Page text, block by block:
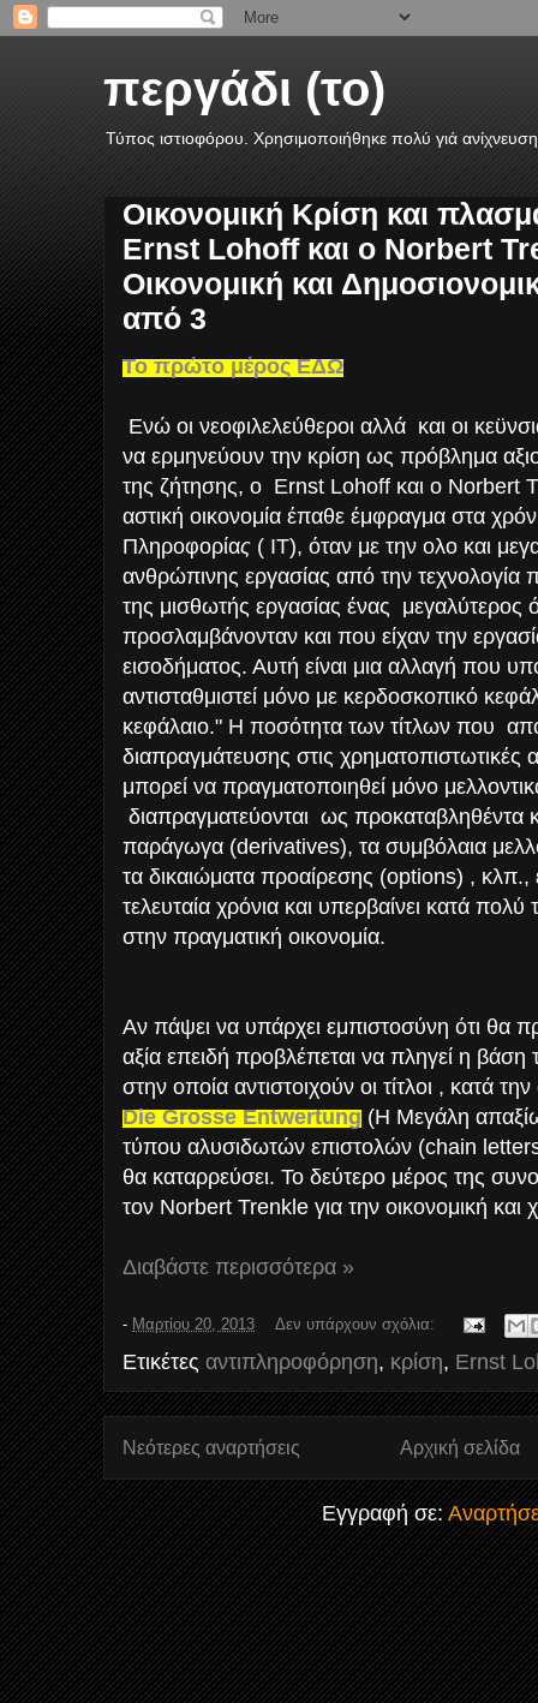
περγάδι (το)
Τύπος ιστιοφόρου. Χρησιμοποιήθηκε πολύ γιά
Οικονομική Κρίση και
Ernst Lohoff και ο Norbert
Οικονομική και
από 3
Το πρώτο μέρος ΕΔΩ
Ενώ οι νεοφιλελεύθεροι αλλά και οι
να ερμηνεύουν την κρίση ως πρόβλημα
της ζήτησης, ο Ernst Lohoff και ο Norbert
αστική οικονομία έπαθε έμφραγμα στα
Πληροφορίας ( IT), όταν με την ολο και
ανθρώπινης εργασίας από την
της μισθωτής εργασίας ένας
προσλαμβάνονταν και που είχαν την
εισοδήματος. Αυτή είναι μια αλλαγή που
αντισταθμιστεί μόνο με κερδοσκοπικό
κεφάλαιο." Η ποσότητα των τίτλων που
διαπραγμάτευσης στις
μπορεί να πραγματοποιηθεί μόνο
διαπραγματεύονται ως προκαταβληθέντα
παράγωγα (derivatives), τα συμβόλαια
τα δικαιώματα προαίρεσης (options) , κλπ.,
τελευταία χρόνια και υπερβαίνει κατά πολύ
στην πραγματική οικονομία.
Αν πάψει να υπάρχει εμπιστοσύνη ότι θα
αξία επειδή προβλέπεται να πληγεί η βάση
στην οποία αντιστοιχούν οι τίτλοι , κατά
Die Grosse Entwertung (Η Μεγάλη
τύπου αλυσιδωτών επιστολών (chain
θα καταρρεύσει. Το δεύτερο μέρος της
τον Norbert Trenkle για την οικονομική και
Διαβάστε περισσότερα »
- Μαρτίου 20, 2013 Δεν υπάρχουν σχόλια:
Ετικέτες αντιπληροφόρηση, κρίση, Ernst
Νεότερες αναρτήσεις Αρχική σελίδα
Εγγραφή σε: